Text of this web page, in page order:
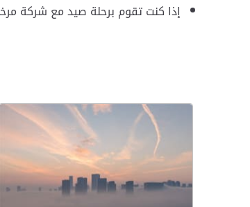
إذا كنت تقوم برحلة صيد مع شركة